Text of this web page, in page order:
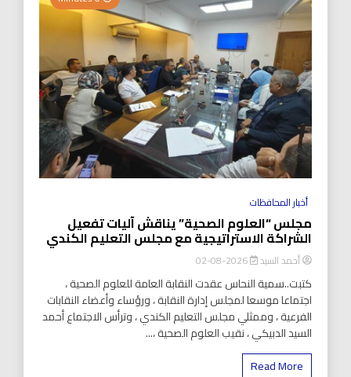
أخبار المحافظات
مجلس “العلوم الصحية” يناقش آليات تفعيل
الشراكة الاستراتيجية مع مجلس التعليم الكندي
أحمد السيد 2026-08-02
كتبت..سمية النحاس عقدت النقابة العامة للعلوم الصحية ،
اجتماعا موسعا لمجلس إدارة النقابة ، ورؤساء وأعضاء النقابات
الفرعية ، وممثلي مجلس التعليم الكندي ، وترأس الاجتماع أحمد
السيد الدبيكي ، نقيب العلوم الصحية ،...
Read More